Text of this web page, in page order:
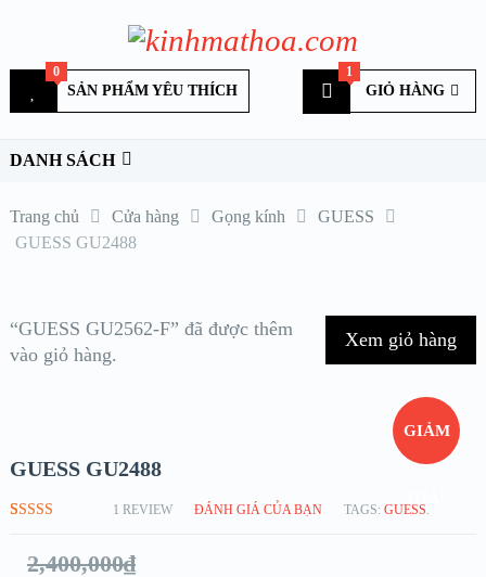
SẢN PHẨM YÊU THÍCH
0
GIỎ HÀNG
1
DANH SÁCH
Trang chủ Cửa hàng Gọng kính
GUESS
GUESS GU2488
Xem giỏ hàng
“GUESS GU2562-F” đã được thêm
vào giỏ hàng.
GIẢM
GUESS GU2488
TRÊN
1 REVIEW ĐÁNH GIÁ CỦA BẠN TAGS: GUESS.
2,400,000₫